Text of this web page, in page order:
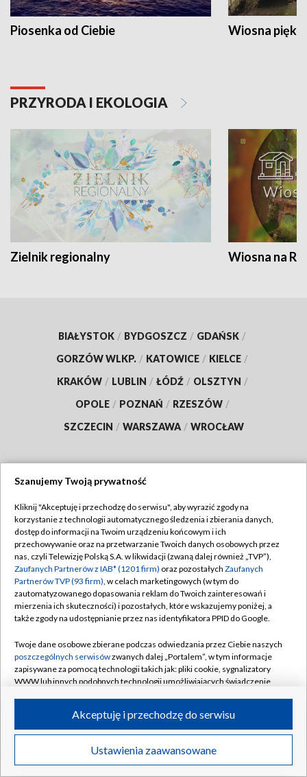
Piosenka od Ciebie Wiosna
PRZYRODA I EKOLOGIA
Zielnik regionalny Wiosna na
BIAŁYSTOK / BYDGOSZCZ / GDAŃSK /
GORZÓW WLKP. / KATOWICE / KIELCE /
KRAKÓW / LUBLIN / ŁÓDŹ / OLSZTYN /
OPOLE / POZNAŃ / RZESZÓW /
SZCZECIN / WARSZAWA / WROCŁAW
TVP
Abonament TVP
Emisja w TVP
Centrum informacji TVP
Naziemna Telewizja Cyfrowa
Rada Programowa
System NOS
Informacje o nadawcy
Program dla prasy
Ogłoszenie przetargowe
Regulamin TVP
Polityka prywatności
Moje zgody
Pomoc
Kontakt
Kanały
©2026 Telewizja Polska S.A. w likwidacji
Szanujemy Twoją prywatność
Kliknij "Akceptuję i przechodzę do serwisu", aby wyrazić zgody na
korzystanie z technologii automatycznego śledzenia i zbierania danych,
dostęp do informacji na Twoim urządzeniu końcowym i ich
przechowywanie oraz na przetwarzanie Twoich danych osobowych przez
nas, czyli Telewizję Polską S.A. w likwidacji (zwaną dalej również „TVP”),
Zaufanych Partnerów z IAB* (1201 firm) oraz pozostałych Zaufanych
Partnerów TVP (93 firm), w celach marketingowych (w tym do
zautomatyzowanego dopasowania reklam do Twoich zainteresowań i
mierzenia ich skuteczności) i pozostałych, które wskazujemy poniżej, a
także zgody na udostępnianie przez nas identyfikatora PPID do Google.
Twoje dane osobowe zbierane podczas odwiedzania przez Ciebie naszych
poszczególnych serwisówzwanych dalej „Portalem”, w tym informacje
zapisywane za pomocą technologii takich jak: pliki cookie, sygnalizatory
WWW lub innych podobnych technologii umożliwiających świadczenie
ruchu w Internecie.
Twoje dane osobowe zbierane podczas odwiedzania przez Ciebie
poszczególnych serwisówna Portalu, takie jak adresy IP, identyfikatory
Ustawienia zaawansowane
Akceptuję i przechodzę do serwisu